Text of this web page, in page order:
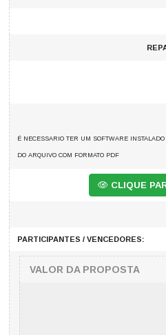
É NECESSARIO TER UM SOFTWARE
DO ARQUIVO COM FORMATO PDF
CLIQUE
PARTICIPANTES / VENCEDORES:
VALOR DA PROPOSTA